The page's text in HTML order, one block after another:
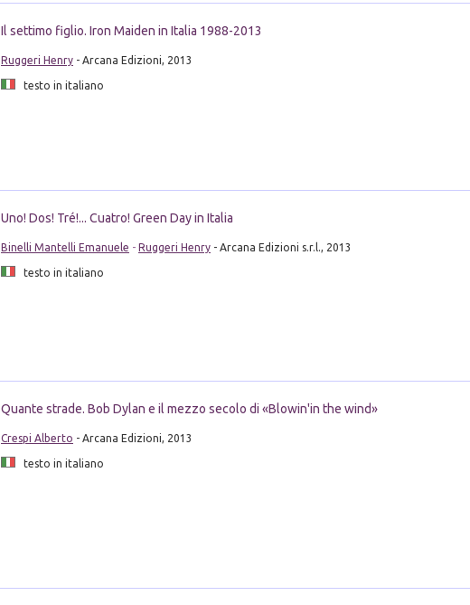
Il settimo figlio. Iron Maiden in Italia 1988-2013
Ruggeri Henry- Arcana Edizioni, 2013
testo in italiano
Uno! Dos! Tré!... Cuatro! Green Day in Italia
Binelli Mantelli Emanuele - Ruggeri Henry- Arcana Edizioni s.r.l., 2013
testo in italiano
Quante strade. Bob Dylan e il mezzo secolo di «Blowin'in the wind»
Crespi Alberto - Arcana Edizioni, 2013
testo in italiano